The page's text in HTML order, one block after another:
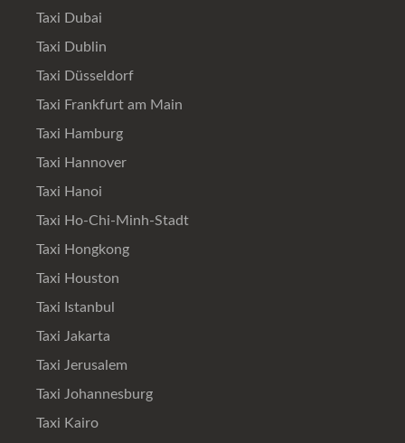
Taxi Dubai
Taxi Dublin
Taxi Düsseldorf
Taxi Frankfurt am Main
Taxi Hamburg
Taxi Hannover
Taxi Hanoi
Taxi Ho-Chi-Minh-Stadt
Taxi Hongkong
Taxi Houston
Taxi Istanbul
Taxi Jakarta
Taxi Jerusalem
Taxi Johannesburg
Taxi Kairo